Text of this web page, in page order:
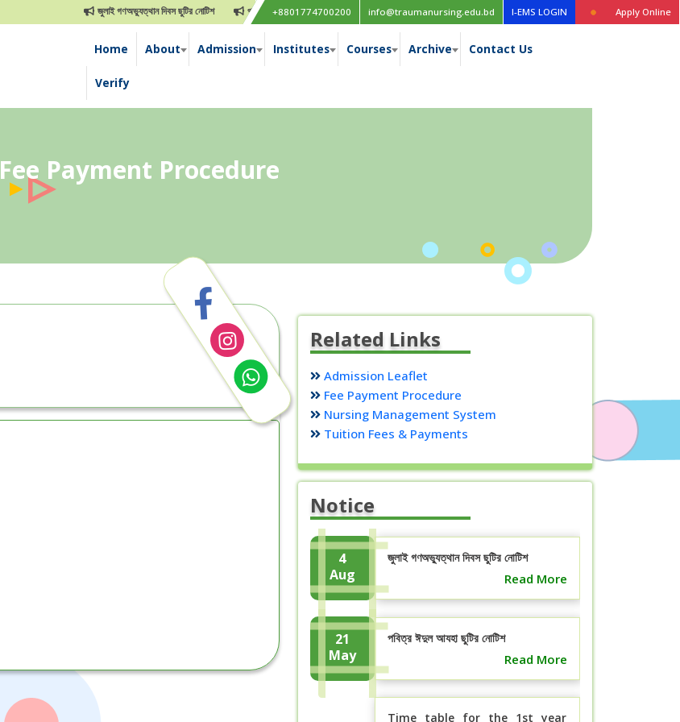
জুলাই গণঅভ্যুত্থান দিবস ছুটির নোটিশ পবিত্র ঈদুল আযহা ছুটির নোটিশ Time table for the 1st year (New Curriculum), 1st, 2nd, 3rd &
+8801774700200 info@traumanursing.edu.bd I-EMS LOGIN Apply Online
Home About Admission Institutes Courses Archive Contact Us
Verify
Fee Payment Procedure
Related Links
Admission Leaflet
Fee Payment Procedure
Nursing Management System
Tuition Fees & Payments
Notice
4
Aug
জুলাই গণঅভ্যুত্থান দিবস ছুটির নোটিশ
Read More
21
May
পবিত্র ঈদুল আযহা ছুটির নোটিশ
Read More
Time table for the 1st year